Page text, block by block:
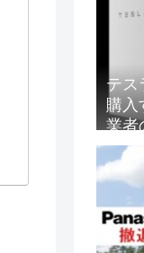
テス
購入
業者